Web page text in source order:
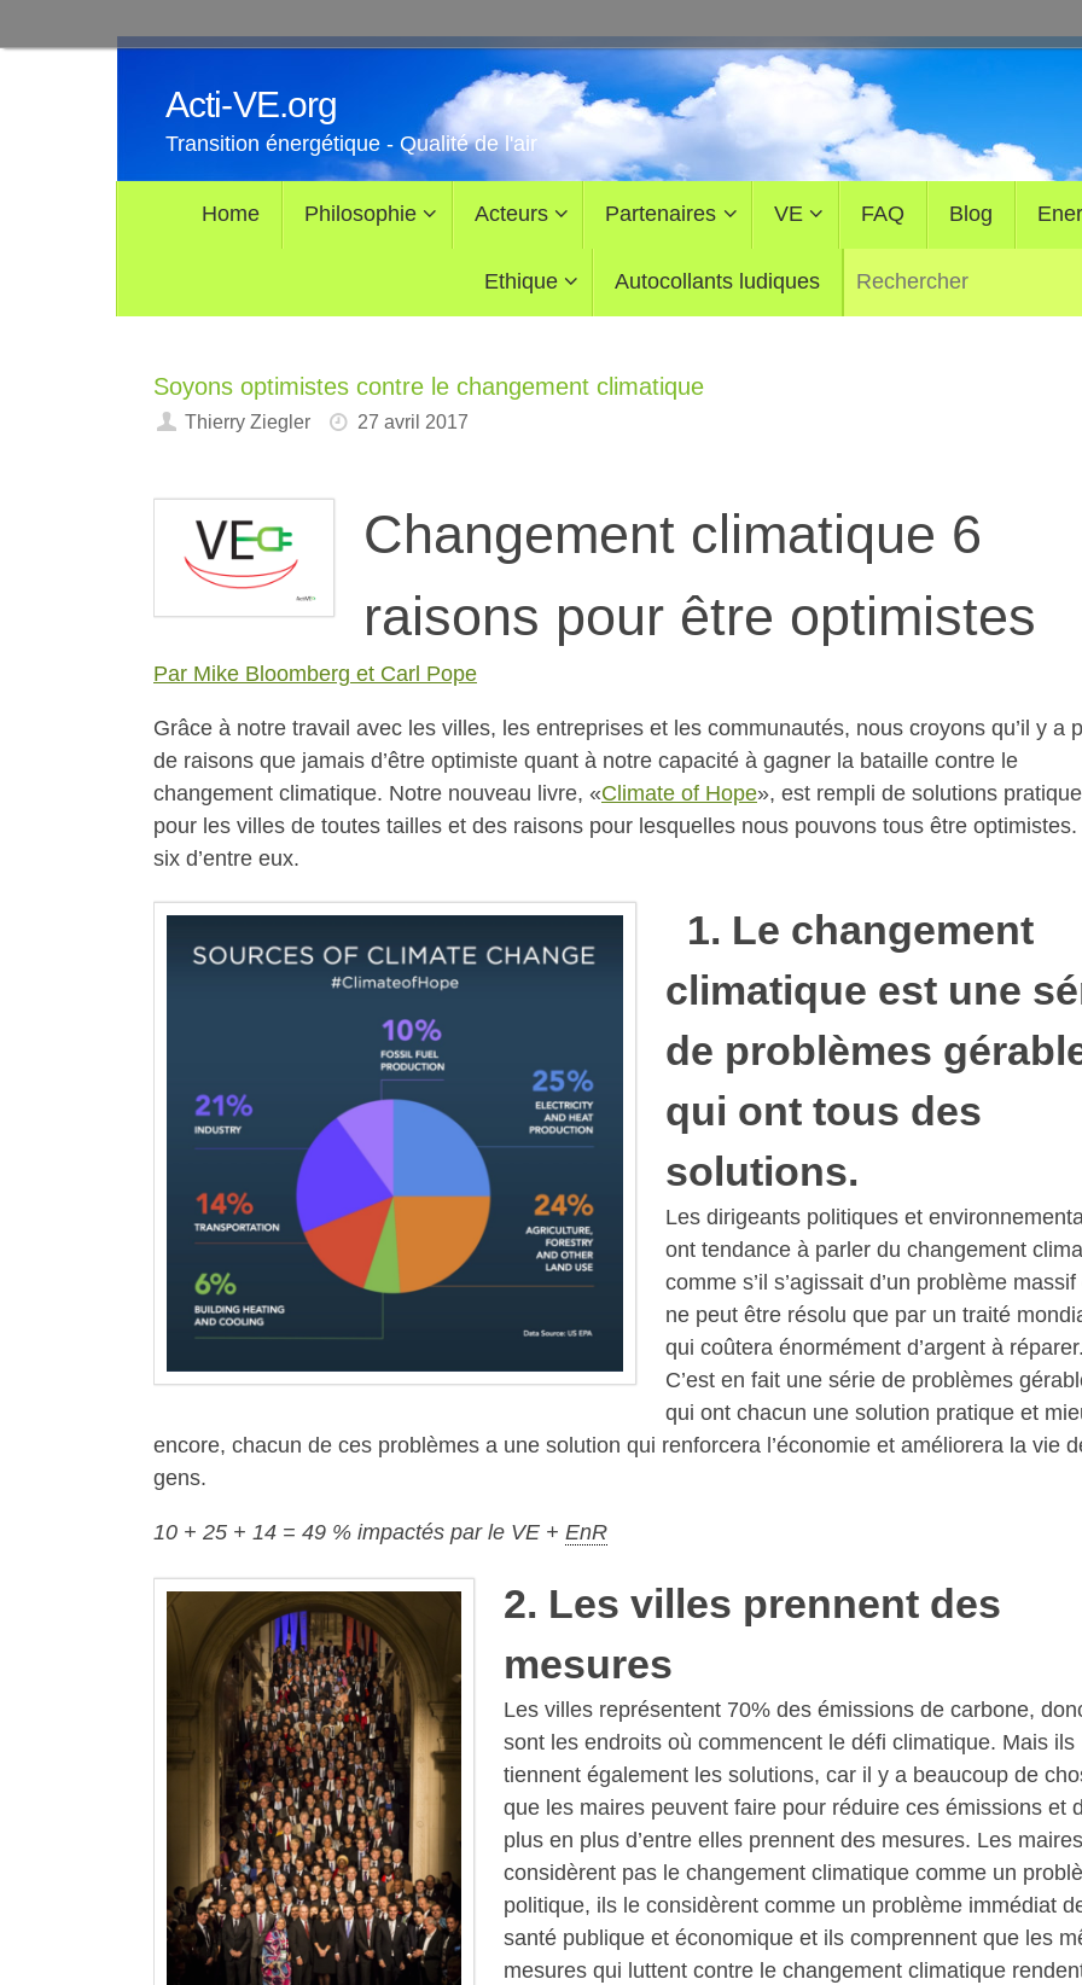
Passer
Acti-VE.org
Transition énergétique - Qualité de l'air
Home Philosophie Acteurs Partenaires VE FAQ Blog
Ethique Autocollants ludiques
Soyons optimistes contre le changement climatique
Thierry Ziegler 27 avril 2017
Changement climatique 6
raisons pour être optimistes
Par Mike Bloomberg et Carl Pope
Grâce à notre travail avec les villes, les entreprises et les communautés, nous croyons qu’il y a
de raisons que jamais d’être optimiste quant à notre capacité à gagner la bataille contre le
changement climatique. Notre nouveau livre, «Climate of Hope», est rempli de solutions
pour les villes de toutes tailles et des raisons pour lesquelles nous pouvons tous être optimistes.
six d’entre eux.
1. Le changement
climatique est une
de problèmes
qui ont tous des
solutions.
Les dirigeants politiques et
ont tendance à parler du changement
comme s’il s’agissait d’un problème massif
ne peut être résolu que par un traité
qui coûtera énormément d’argent à réparer.
C’est en fait une série de problèmes
qui ont chacun une solution pratique et
encore, chacun de ces problèmes a une solution qui renforcera l’économie et améliorera la vie
gens.
10 + 25 + 14 = 49 % impactés par le VE + EnR
2. Les villes prennent des
mesures
Les villes représentent 70% des émissions de carbone,
sont les endroits où commencent le défi climatique. Mais ils
tiennent également les solutions, car il y a beaucoup de
que les maires peuvent faire pour réduire ces émissions et
plus en plus d’entre elles prennent des mesures. Les
considèrent pas le changement climatique comme un
politique, ils le considèrent comme un problème immédiat
santé publique et économique et ils comprennent que les
mesures qui luttent contre le changement climatique